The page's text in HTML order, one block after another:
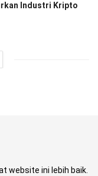
Industri Kripto
website ini lebih baik.